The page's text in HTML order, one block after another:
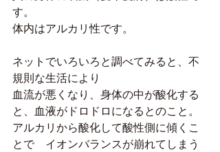
す。
体内はアルカリ性です。
ネットでいろいろと調べてみると、不
規則な生活により
血流が悪くなり、身体の中が酸化する
と、血液がドロドロになるとのこと。
アルカリから酸化して酸性側に傾くこ
とで　イオンバランスが崩れてしまう